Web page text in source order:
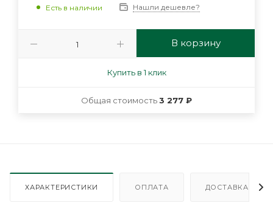
Есть в наличии Нашли дешевле?
В корзину
Купить в 1 клик
Общая стоимость3 277 ₽
ХАРАКТЕРИСТИКИ ОПЛАТА ДОСТАВКА